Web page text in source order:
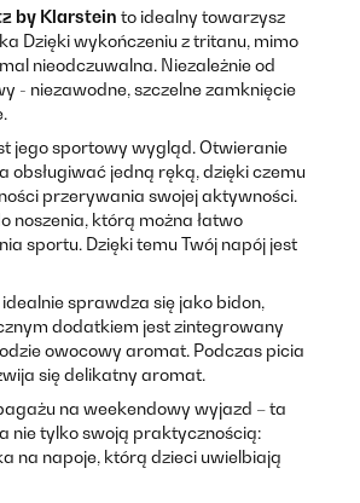
by Klarstein to idealny towarzysz
Dzięki wykończeniu z tritanu, mimo
nieodczuwalna. Niezależnie od
- niezawodne, szczelne zamknięcie
jego sportowy wygląd. Otwieranie
obsługiwać jedną ręką, dzięki czemu
przerywania swojej aktywności.
noszenia, którą można łatwo
sportu. Dzięki temu Twój napój jest
sprawdza się jako bidon,
dodatkiem jest zintegrowany
owocowy aromat. Podczas picia
się delikatny aromat.
na weekendowy wyjazd – ta
nie tylko swoją praktycznością:
na napoje, którą dzieci uwielbiają